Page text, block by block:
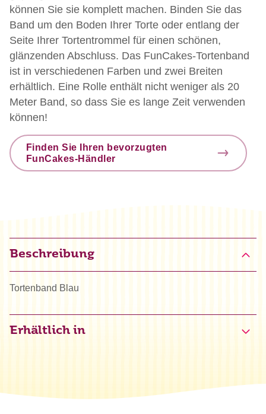
können Sie sie komplett machen. Binden Sie das
Band um den Boden Ihrer Torte oder entlang der
Seite Ihrer Tortentrommel für einen schönen,
glänzenden Abschluss. Das FunCakes-Tortenband
ist in verschiedenen Farben und zwei Breiten
erhältlich. Eine Rolle enthält nicht weniger als 20
Meter Band, so dass Sie es lange Zeit verwenden
können!
Finden Sie Ihren bevorzugten
FunCakes-Händler
Beschreibung
Tortenband Blau
Erhältlich in